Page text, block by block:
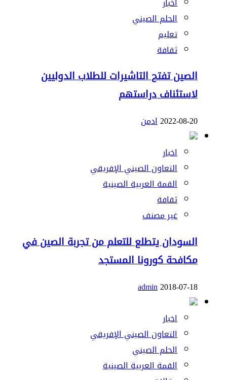
الحلم الصيني
تعليم
ثقافة
الصين تفتح التاشيرات للطلاب الدوليين
لاستئناف دراستهم
2022-08-20ادمن
اخبار
التعاون الصيني الإفريقي
القمة العربية الصينية
ثقافة
غير مصنف
السودان يتطلع للتعلم من تجربة الصين في
مكافحة كورونا المستجد
2018-07-18
admin
اخبار
التعاون الصيني الإفريقي
الحلم الصيني
القمة العربية الصينية